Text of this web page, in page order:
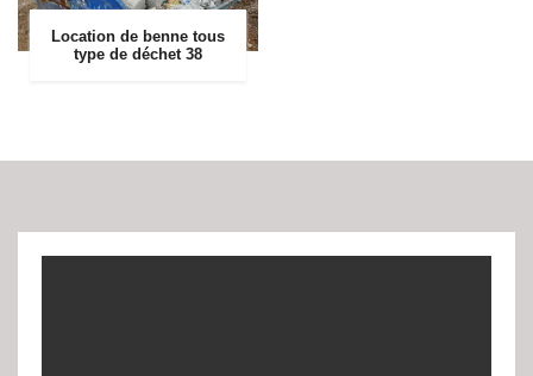
Location de benne tous
type de déchet 38